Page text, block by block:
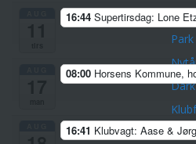
16:44 Supertirsdag: Lone
08:00 Horsens Kommune,
16:41 Klubvagt: Aase &